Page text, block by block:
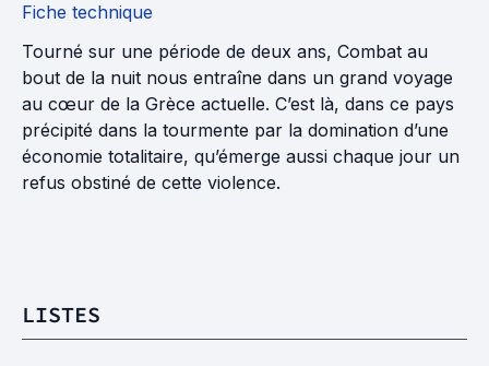
Fiche technique
Tourné sur une période de deux ans, Combat au
bout de la nuit nous entraîne dans un grand voyage
au cœur de la Grèce actuelle. C’est là, dans ce pays
précipité dans la tourmente par la domination d’une
économie totalitaire, qu’émerge aussi chaque jour un
refus obstiné de cette violence.
LISTES